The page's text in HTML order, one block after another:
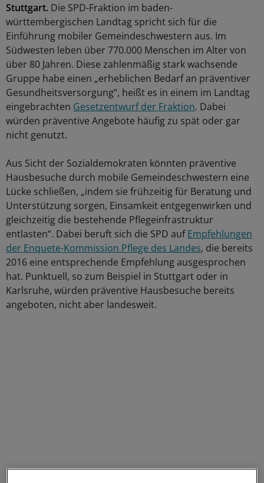
Stuttgart. Die SPD-Fraktion im baden-
württembergischen Landtag spricht sich für die
Einführung mobiler Gemeindeschwestern aus. Im
Südwesten leben über 770.000 Menschen im Alter von
über 80 Jahren. Diese zahlenmäßig stark wachsende
Gruppe habe einen „erheblichen Bedarf an präventiver
Gesundheitsversorgung“, heißt es in einem im Landtag
eingebrachten Gesetzentwurf der Fraktion. Dabei
würden präventive Angebote häufig zu spät oder gar
nicht genutzt.
Aus Sicht der Sozialdemokraten könnten präventive
Hausbesuche durch mobile Gemeindeschwestern eine
Lücke schließen, „indem sie frühzeitig für Beratung und
Unterstützung sorgen, Einsamkeit entgegenwirken und
gleichzeitig die bestehende Pflegeinfrastruktur
entlasten“. Dabei beruft sich die SPD aufEmpfehlungen
der Enquete-Kommission Pflege des Landes, die bereits
2016 eine entsprechende Empfehlung ausgesprochen
hat. Punktuell, so zum Beispiel in Stuttgart oder in
Karlsruhe, würden präventive Hausbesuche bereits
angeboten, nicht aber landesweit.